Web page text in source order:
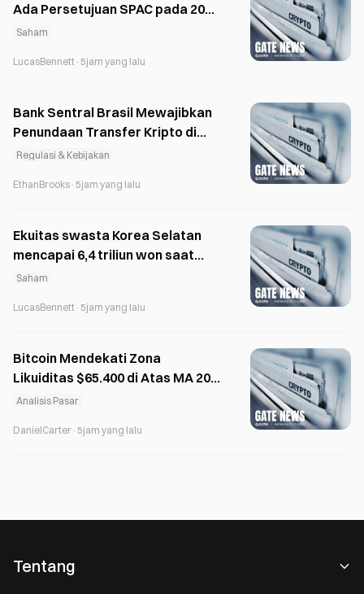
Ada Persetujuan SPAC pada 2026
di Tengah Pengetatan Regulasi
Saham
LucasBennett · 5jam yang lalu
Bank Sentral Brasil Mewajibkan
Penundaan Transfer Kripto di
Atas 10.000 Dolar AS Selama 24
Regulasi & Kebijakan
EthanBrooks · 5jam yang lalu
Ekuitas swasta Korea Selatan
mencapai 6,4 triliun won saat
pasar IPO menyusut 49%
Saham
LucasBennett · 5jam yang lalu
Bitcoin Mendekati Zona
Likuiditas $65.400 di Atas MA 200
Minggu
Analisis Pasar
DanielCarter · 5jam yang lalu
Tentang